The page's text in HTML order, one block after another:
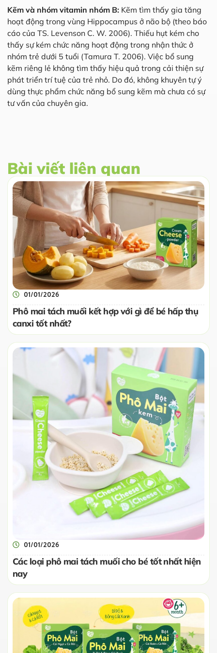
Kẽm và nhóm vitamin nhóm B: Kẽm tìm thấy gia tăng
hoạt động trong vùng Hippocampus ở não bộ (theo báo
cáo của TS. Levenson C. W. 2006). Thiếu hụt kém cho
thấy sự kém chức năng hoạt động trong nhận thức ở
nhóm trẻ dưới 5 tuổi (Tamura T. 2006). Việc bổ sung
kẽm riêng lẻ không tìm thấy hiệu quả trong cải thiện sự
phát triển trí tuệ của trẻ nhỏ. Do đó, không khuyên tự ý
dùng thực phẩm chức năng bổ sung kẽm mà chưa có sự
tư vấn của chuyên gia.
Bài viết liên quan
01/01/2026
Phô mai tách muối kết hợp với gì để bé hấp thụ
canxi tốt nhất?
01/01/2026
Các loại phô mai tách muối cho bé tốt nhất hiện
nay